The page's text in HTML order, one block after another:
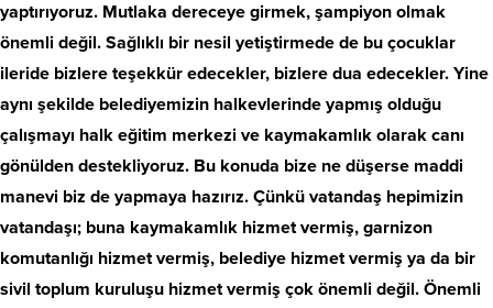
yaptırıyoruz. Mutlaka dereceye girmek, şampiyon olmak
önemli değil. Sağlıklı bir nesil yetiştirmede de bu çocuklar
ileride bizlere teşekkür edecekler, bizlere dua edecekler. Yine
aynı şekilde belediyemizin halkevlerinde yapmış olduğu
çalışmayı halk eğitim merkezi ve kaymakamlık olarak canı
gönülden destekliyoruz. Bu konuda bize ne düşerse maddi
manevi biz de yapmaya hazırız. Çünkü vatandaş hepimizin
vatandaşı; buna kaymakamlık hizmet vermiş, garnizon
komutanlığı hizmet vermiş, belediye hizmet vermiş ya da bir
sivil toplum kuruluşu hizmet vermiş çok önemli değil. Önemli